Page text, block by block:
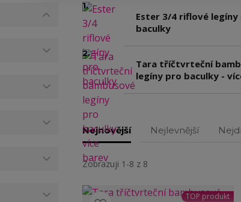
1.
Ester 3/4 riflové legíny
baculky
2.
Tara tříčtvrteční
legíny pro baculky -
Nejnovější Nejlevnější
Zobrazuji 1-8 z 8
TOP produkt